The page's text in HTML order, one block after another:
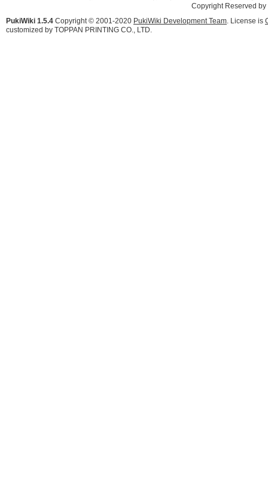
Copyright Reserved
PukiWiki 1.5.4 Copyright © 2001-2020 PukiWiki Development Team. License is
customized by TOPPAN PRINTING CO., LTD.